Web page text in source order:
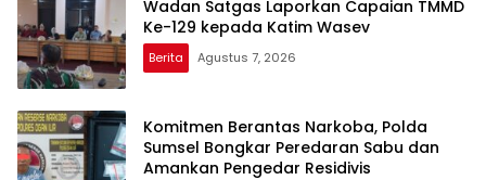
Wadan Satgas Laporkan Capaian TMMD
Ke-129 kepada Katim Wasev
Berita Agustus 7, 2026
Komitmen Berantas Narkoba, Polda
Sumsel Bongkar Peredaran Sabu dan
Amankan Pengedar Residivis